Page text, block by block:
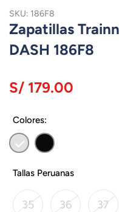
SKU: 186F8
Zapatillas
DASH 186F8
S/ 179.00
Colores:
Tallas Peruanas
35 36 37